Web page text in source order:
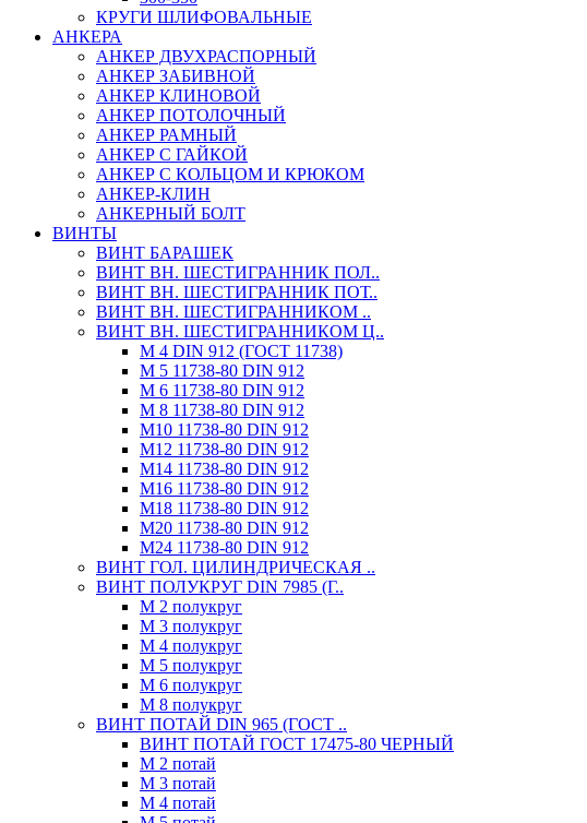
КРУГИ ШЛИФОВАЛЬНЫЕ
АНКЕРА
АНКЕР ДВУХРАСПОРНЫЙ
АНКЕР ЗАБИВНОЙ
АНКЕР КЛИНОВОЙ
АНКЕР ПОТОЛОЧНЫЙ
АНКЕР РАМНЫЙ
АНКЕР С ГАЙКОЙ
АНКЕР С КОЛЬЦОМ И КРЮКОМ
АНКЕР-КЛИН
АНКЕРНЫЙ БОЛТ
ВИНТЫ
ВИНТ БАРАШЕК
ВИНТ ВН. ШЕСТИГРАННИК ПОЛ..
ВИНТ ВН. ШЕСТИГРАННИК ПОТ..
ВИНТ ВН. ШЕСТИГРАННИКОМ ..
ВИНТ ВН. ШЕСТИГРАННИКОМ Ц..
М 4 DIN 912 (ГОСТ 11738)
М 5 11738-80 DIN 912
М 6 11738-80 DIN 912
М 8 11738-80 DIN 912
М10 11738-80 DIN 912
М12 11738-80 DIN 912
М14 11738-80 DIN 912
М16 11738-80 DIN 912
М18 11738-80 DIN 912
М20 11738-80 DIN 912
М24 11738-80 DIN 912
ВИНТ ГОЛ. ЦИЛИНДРИЧЕСКАЯ ..
ВИНТ ПОЛУКРУГ DIN 7985 (Г..
М 2 полукруг
М 3 полукруг
М 4 полукруг
М 5 полукруг
М 6 полукруг
М 8 полукруг
ВИНТ ПОТАЙ DIN 965 (ГОСТ ..
ВИНТ ПОТАЙ ГОСТ 17475-80 ЧЕРНЫЙ
М 2 потай
М 3 потай
М 4 потай